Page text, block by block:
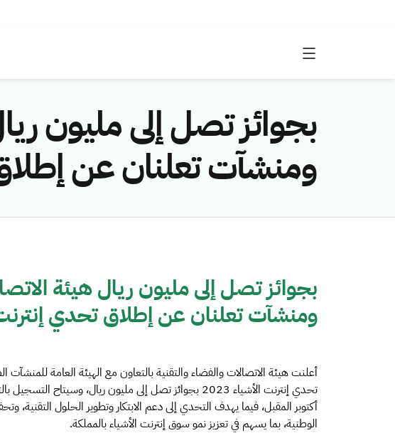
بجوائز تصل إلى مليون
ومنشآت تعلنان عن إطلاق
بجوائز تصل إلى مليون ريال هيئة
ومنشآت تعلنان عن إطلاق تحدي إنترنت
أعلنت هيئة الاتصالات والفضاء والتقنية بالتعاون مع الهيئة العامة
أكتوبر المقبل، فيما يهدف التحدي إلى دعم الابتكار وتطوير الحلول التقنية،
الوطنية، بما يسهم في تعزيز نمو سوق إنترنت الأشياء بالمملكة.